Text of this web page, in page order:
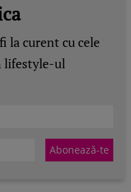
la curent cu cele
lifestyle-ul